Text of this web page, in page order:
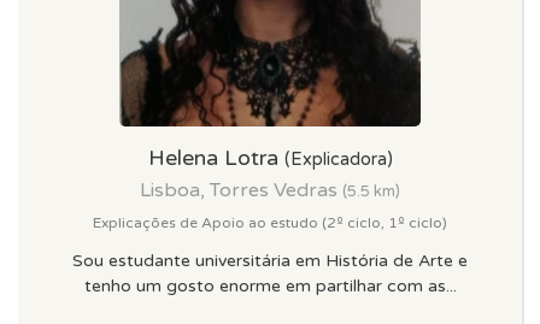
Helena Lotra (Explicadora)
Lisboa, Torres Vedras (5.5 km)
Explicações de Apoio ao estudo (2º ciclo, 1º ciclo)
Sou estudante universitária em História de Arte e
tenho um gosto enorme em partilhar com as...